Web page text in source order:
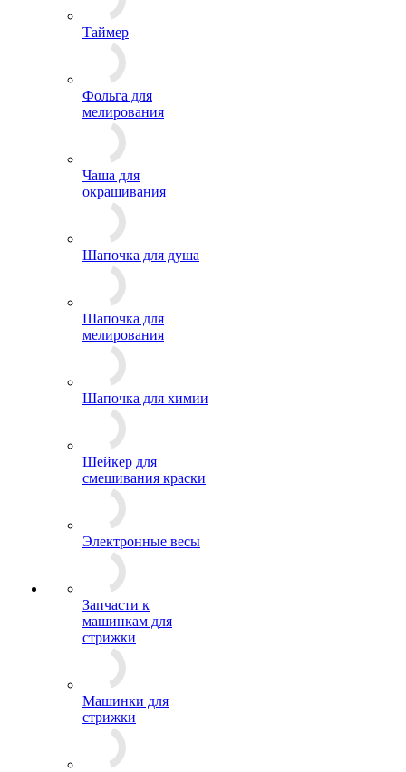
Таймер
Фольга для
мелирования
Чаша для
окрашивания
Шапочка для душа
Шапочка для
мелирования
Шапочка для химии
Шейкер для
смешивания краски
Электронные весы
Запчасти к
машинкам для
стрижки
Машинки для
стрижки